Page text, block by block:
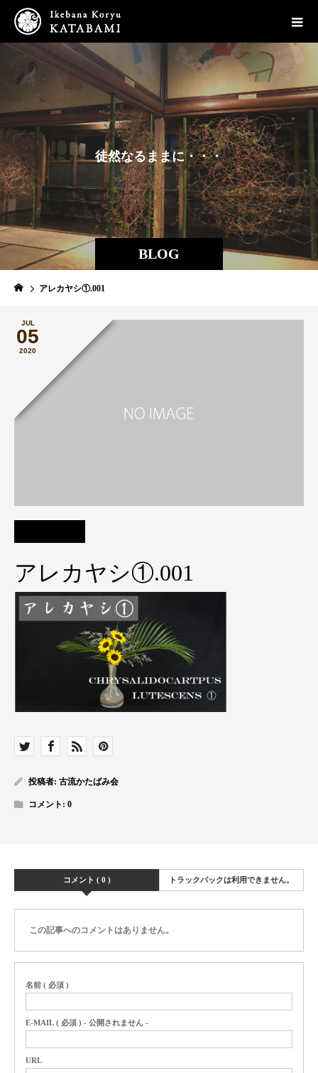
BLOG
徒然なるままに・・・
アレカヤシ①.001
JUL
05
2020
アレカヤシ①.001
投稿者: 古流かたばみ会
コメント: 0
コメント ( 0 ) トラックバックは利用できません。
この記事へのコメントはありません。
名前 ( 必須 )
E-MAIL ( 必須 ) - 公開されません -
URL